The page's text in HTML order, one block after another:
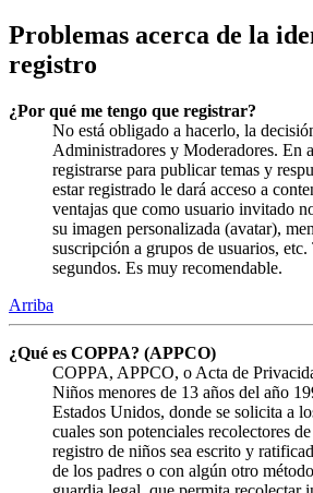
Problemas acerca de la
registro
¿Por qué me tengo que registrar?
No está obligado a hacerlo, la
Administradores y Moderadores. En
registrarse para publicar temas y
estar registrado le dará acceso a
ventajas que como usuario invitado
su imagen personalizada (avatar),
suscripción a grupos de usuarios,
segundos. Es muy recomendable.
Arriba
¿Qué es COPPA? (APPCO)
COPPA, APPCO, o Acta de
Niños menores de 13 años del año
Estados Unidos, donde se solicita a
cuales son potenciales recolectores
registro de niños sea escrito y
de los padres o con algún otro